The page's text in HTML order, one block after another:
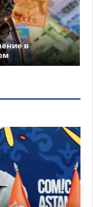
в